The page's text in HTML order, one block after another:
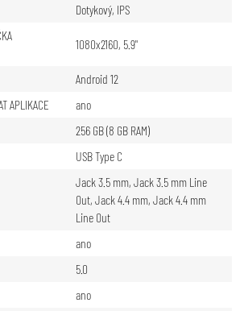
Dotykový, IPS
1080x2160, 5.9"
Android 12
APLIKACE
ano
256 GB (8 GB RAM)
USB Type C
Jack 3.5 mm, Jack 3.5 mm Line
Out, Jack 4.4 mm, Jack 4.4 mm
Line Out
ano
5.0
ano